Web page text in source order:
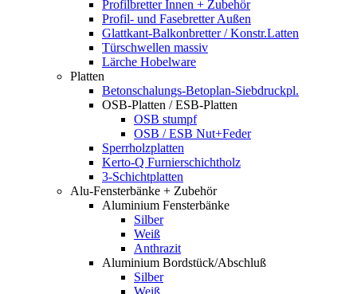
Profilbretter Innen + Zubehör
Profil- und Fasebretter Außen
Glattkant-Balkonbretter / Konstr.Latten
Türschwellen massiv
Lärche Hobelware
Platten
Betonschalungs-Betoplan-Siebdruckpl.
OSB-Platten / ESB-Platten
OSB stumpf
OSB / ESB Nut+Feder
Sperrholzplatten
Kerto-Q Furnierschichtholz
3-Schichtplatten
Alu-Fensterbänke + Zubehör
Aluminium Fensterbänke
Silber
Weiß
Anthrazit
Aluminium Bordstück/Abschluß
Silber